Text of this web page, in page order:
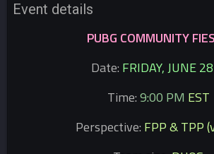
Event details
PUBG COMMUNITY
Date: FRIDAY, JUNE
Time:9:00 PM EST
Perspective: FPP & TPP